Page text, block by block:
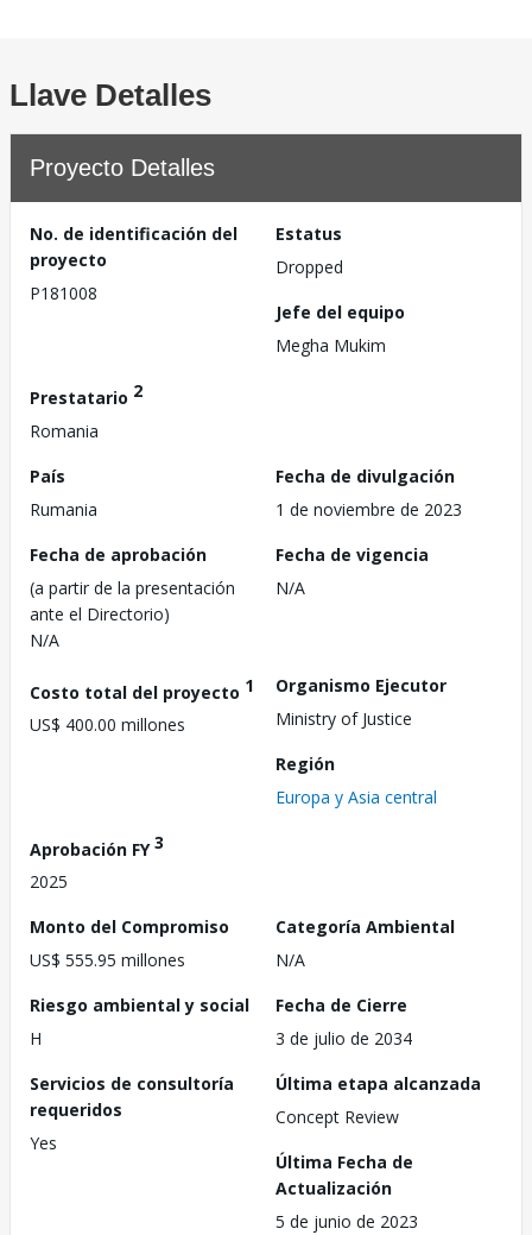
Llave Detalles
Proyecto Detalles
No. de identificación del
proyecto
P181008
Estatus
Dropped
Jefe del equipo
Megha Mukim
Prestatario 2
Romania
País
Rumania
Fecha de divulgación
1 de noviembre de 2023
Fecha de aprobación
(a partir de la presentación
ante el Directorio)
N/A
Fecha de vigencia
N/A
Costo total del proyecto 1
US$ 400.00 millones
Organismo Ejecutor
Ministry of Justice
Región
Europa y Asia central
Aprobación FY3
2025
Monto del Compromiso
US$ 555.95 millones
Categoría Ambiental
N/A
Riesgo ambiental y social
H
Fecha de Cierre
3 de julio de 2034
Servicios de consultoría
requeridos
Yes
Última etapa alcanzada
Concept Review
Última Fecha de
Actualización
5 de junio de 2023